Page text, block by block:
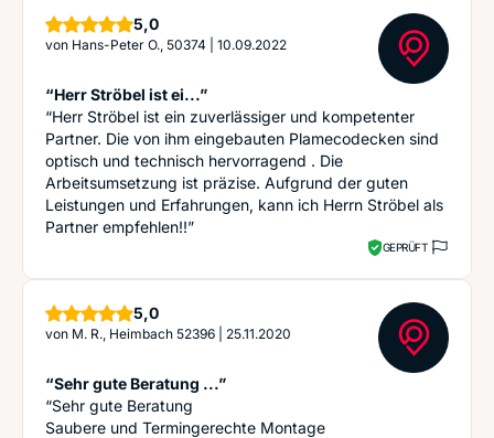
5,0Sterne
von Hans-Peter O., 50374 10.09.2022
“Herr Ströbel ist ei...”
“Herr Ströbel ist ein zuverlässiger und kompetenter
Partner. Die von ihm eingebauten Plamecodecken sind
optisch und technisch hervorragend . Die
Arbeitsumsetzung ist präzise. Aufgrund der guten
Leistungen und Erfahrungen, kann ich Herrn Ströbel als
Partner empfehlen!!”
GEPRÜFT
5,0Sterne
von M. R., Heimbach 52396 25.11.2020
“Sehr gute Beratung ...”
“Sehr gute Beratung
Saubere und Termingerechte Montage